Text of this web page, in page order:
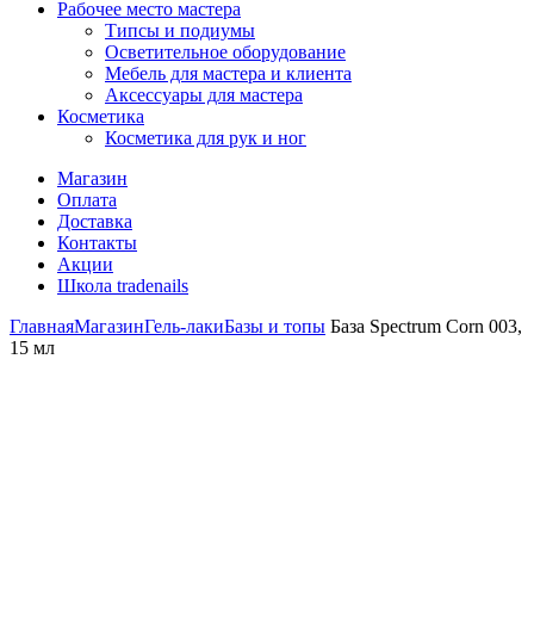
Рабочее место мастера
Типсы и подиумы
Осветительное оборудование
Мебель для мастера и клиента
Аксессуары для мастера
Косметика
Косметика для рук и ног
Магазин
Оплата
Доставка
Контакты
Акции
Школа tradenails
ГлавнаяМагазинГель-лакиБазы и топы База Spectrum Corn 003,
15 мл